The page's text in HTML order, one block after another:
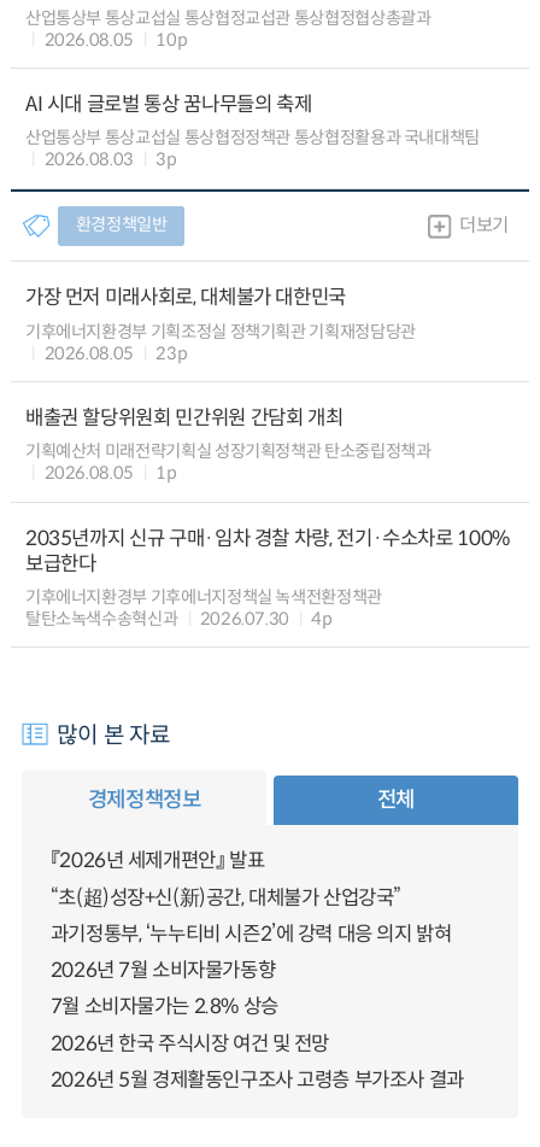
산업통상부 통상교섭실 통상협정교섭관 통상협정협상총괄과
2026.08.05
10p
AI 시대 글로벌 통상 꿈나무들의 축제
산업통상부 통상교섭실 통상협정정책관 통상협정활용과 국내대책팀
2026.08.03
3p
환경정책일반 더보기
가장 먼저 미래사회로, 대체불가 대한민국
기후에너지환경부 기획조정실 정책기획관 기획재정담당관
2026.08.05
23p
배출권 할당위원회 민간위원 간담회 개최
기획예산처 미래전략기획실 성장기획정책관 탄소중립정책과
2026.08.05
1p
2035년까지 신규 구매·임차 경찰 차량, 전기·수소차로 100%
보급한다
기후에너지환경부 기후에너지정책실 녹색전환정책관
탈탄소녹색수송혁신과
2026.07.30 4p
많이 본 자료
경제정책정보 전체
『2026년 세제개편안』 발표
“초(超)성장+신(新)공간, 대체불가 산업강국”
과기정통부, ‘누누티비 시즌2’에 강력 대응 의지 밝혀
2026년 7월 소비자물가동향
7월 소비자물가는 2.8% 상승
2026년 한국 주식시장 여건 및 전망
2026년 5월 경제활동인구조사 고령층 부가조사 결과